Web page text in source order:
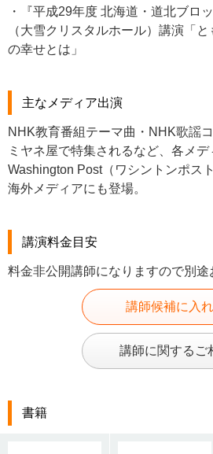
・『平成29年度 北海道・道北ブロ
（大雪クリスタルホール）講演「
の幸せとは」
主なメディア出演
NHK教育番組テーマ曲・NHK歌謡
ミヤネ屋で特集されるなど、各メデ
Washington Post（ワシントンポス
海外メディアにも登場。
講演料金目安
料金非公開講師になりますので別途
講師候補に入
講師に関するご
書籍